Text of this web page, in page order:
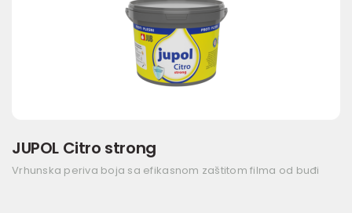
JUPOL Citro strong
Vrhunska periva boja sa efikasnom zaštitom filma od buđi